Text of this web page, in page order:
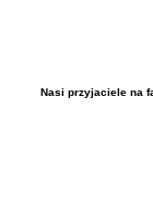
Nasi przyjaciele na